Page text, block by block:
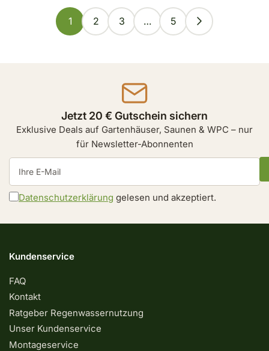
1 2 3 … 5
Jetzt 20 € Gutschein sichern
Exklusive Deals auf Gartenhäuser, Saunen & WPC – nur
für Newsletter-Abonnenten
Ihre
Mail
Datenschutzerklärung gelesen und akzeptiert.
Kundenservice
FAQ
Kontakt
Ratgeber Regenwassernutzung
Unser Kundenservice
Montageservice